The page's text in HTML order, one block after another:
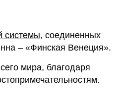
системы, соединенных
– «Финская Венеция».
мира, благодаря